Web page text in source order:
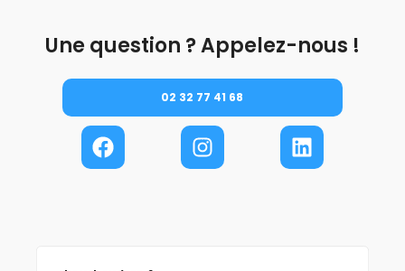
Une question ? Appelez-nous !
02 32 77 41 68